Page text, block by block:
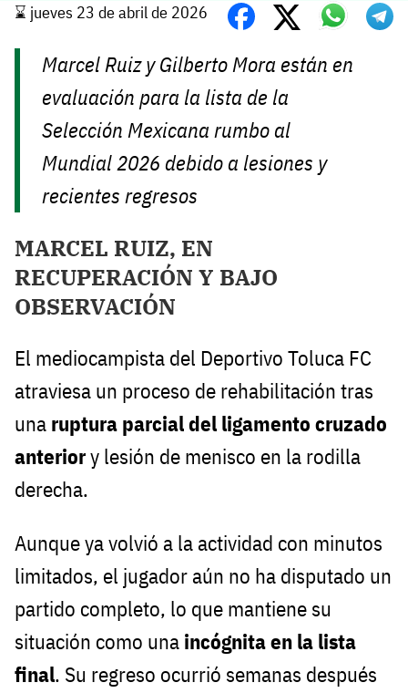
⌛️ jueves 23 de abril de 2026
Marcel Ruiz y Gilberto Mora están en
evaluación para la lista de la
Selección Mexicana rumbo al
Mundial 2026 debido a lesiones y
recientes regresos
MARCEL RUIZ, EN
RECUPERACIÓN Y BAJO
OBSERVACIÓN
El mediocampista del Deportivo Toluca FC
atraviesa un proceso de rehabilitación tras
una ruptura parcial del ligamento cruzado
anteriory lesión de menisco en la rodilla
derecha.
Aunque ya volvió a la actividad con minutos
limitados, el jugador aún no ha disputado un
partido completo, lo que mantiene su
situación como una incógnita en la lista
final. Su regreso ocurrió semanas después